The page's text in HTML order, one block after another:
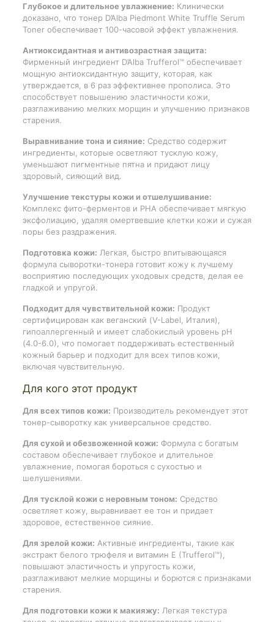
Глубокое и длительное увлажнение: Клинически
доказано, что тонер D’Alba Piedmont White Truffle Serum
Toner обеспечивает 100-часовой эффект увлажнения.
Антиоксидантная и антивозрастная защита:
Фирменный ингредиент D’Alba Trufferol™ обеспечивает
мощную антиоксидантную защиту, которая, как
утверждается, в 6 раз эффективнее прополиса. Это
способствует повышению эластичности кожи,
разглаживанию мелких морщин и улучшению признаков
старения.
Выравнивание тона и сияние: Средство содержит
ингредиенты, которые осветляют тусклую кожу,
уменьшают пигментные пятна и придают лицу
здоровый, сияющий вид.
Улучшение текстуры кожи и отшелушивание:
Комплекс фито-ферментов и PHA обеспечивает мягкую
эксфолиацию, удаляя омертвевшие клетки кожи и сужая
поры без раздражения.
Подготовка кожи: Легкая, быстро впитывающаяся
формула сыворотки-тонера готовит кожу к лучшему
восприятию последующих уходовых средств, делая ее
гладкой и упругой.
Подходит для чувствительной кожи: Продукт
сертифицирован как веганский (V-Label, Италия),
гипоаллергенный и имеет слабокислый уровень pH
(4.0-6.0), что помогает поддерживать естественный
кожный барьер и подходит для всех типов кожи,
включая чувствительную.
Для кого этот продукт
Для всех типов кожи: Производитель рекомендует этот
тонер-сыворотку как универсальное средство.
Для сухой и обезвоженной кожи: Формула с богатым
составом обеспечивает глубокое и длительное
увлажнение, помогая бороться с сухостью и
шелушениями.
Для тусклой кожи с неровным тоном: Средство
осветляет кожу, выравнивает ее тон и придает
здоровое, естественное сияние.
Для зрелой кожи: Активные ингредиенты, такие как
экстракт белого трюфеля и витамин Е (Trufferol™),
повышают эластичность и упругость кожи,
разглаживают мелкие морщины и борются с признаками
старения.
Для подготовки кожи к макияжу: Легкая текстура